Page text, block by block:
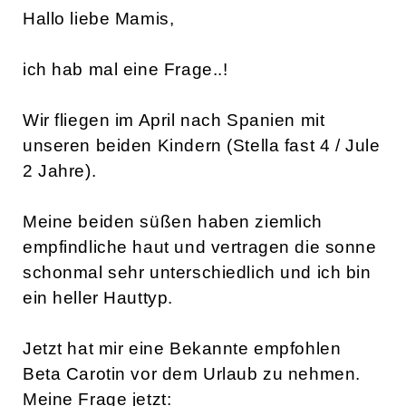
Hallo liebe Mamis,
ich hab mal eine Frage..!
Wir fliegen im April nach Spanien mit
unseren beiden Kindern (Stella fast 4 / Jule
2 Jahre).
Meine beiden süßen haben ziemlich
empfindliche haut und vertragen die sonne
schonmal sehr unterschiedlich und ich bin
ein heller Hauttyp.
Jetzt hat mir eine Bekannte empfohlen
Beta Carotin vor dem Urlaub zu nehmen.
Meine Frage jetzt: